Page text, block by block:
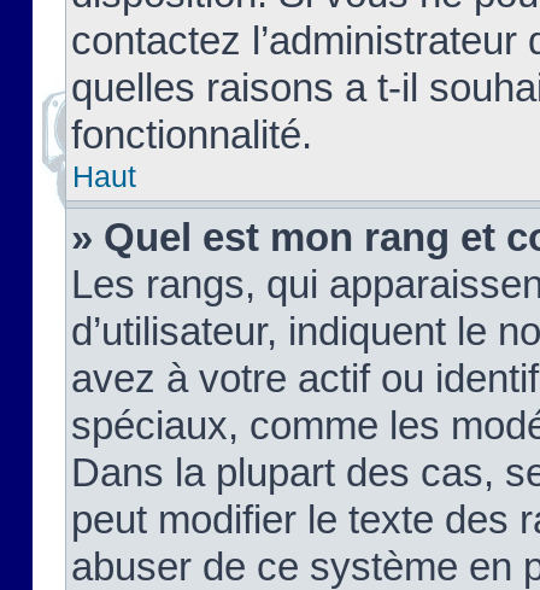
contactez
quelles raisons a t-il
fonctionnalité.
Haut
» Quel est mon rang et
Les rangs, qui
d’utilisateur, indiquent le
avez à votre actif ou
spéciaux, comme les
Dans la plupart des cas,
peut modifier le texte des
abuser de ce système en